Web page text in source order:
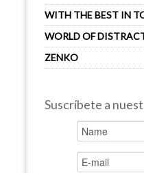
WITH THE BEST IN
WORLD OF
ZENKO
Suscríbete a